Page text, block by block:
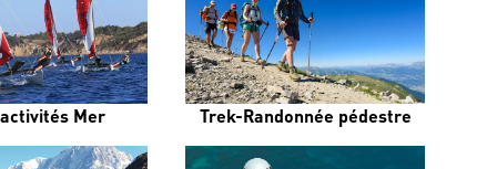
Mer Trek-Randonnée pédestre